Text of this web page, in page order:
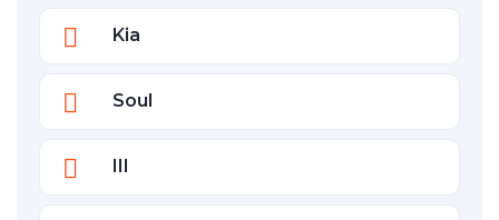
Kia
Soul
III